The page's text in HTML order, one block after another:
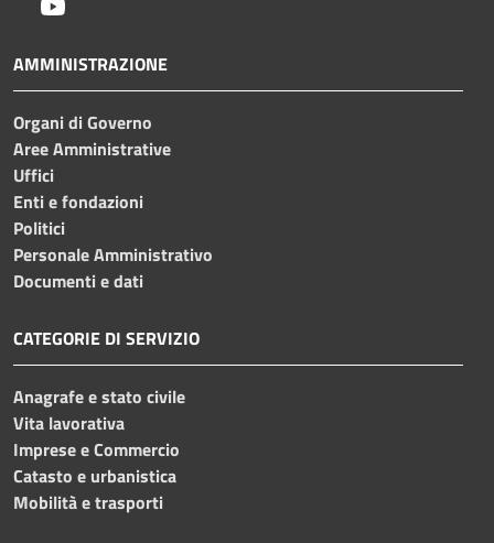
AMMINISTRAZIONE
Organi di Governo
Aree Amministrative
Uffici
Enti e fondazioni
Politici
Personale Amministrativo
Documenti e dati
CATEGORIE DI SERVIZIO
Anagrafe e stato civile
Vita lavorativa
Imprese e Commercio
Catasto e urbanistica
Mobilità e trasporti